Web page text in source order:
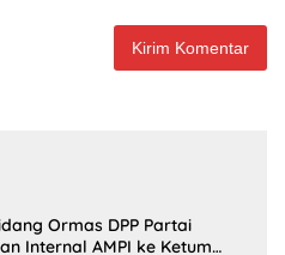
Ormas DPP Partai
Internal AMPI ke Ketum